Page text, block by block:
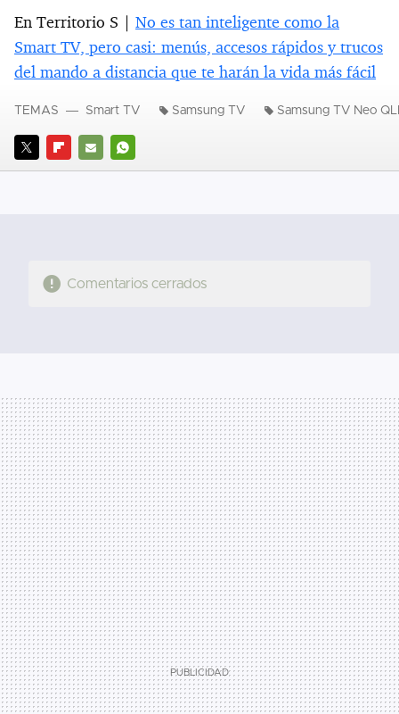
En Territorio S | No es tan inteligente como la
Smart TV, pero casi: menús, accesos rápidos y trucos
del mando a distancia que te harán la vida más fácil
TWITTERFLIPBOARD
E- WHATSAPP
TEMAS Smart TV Samsung TV Samsung TV Neo
Comentarios cerrados